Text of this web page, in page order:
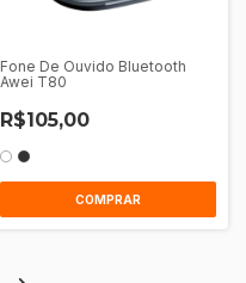
Fone De Ouvido Bluetooth
Awei T80
R$105,00
COMPRAR